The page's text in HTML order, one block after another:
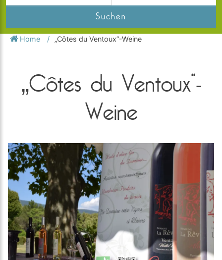
Suchen
Home „Côtes du Ventoux“-Weine
„Côtes du Ventoux“-
Weine